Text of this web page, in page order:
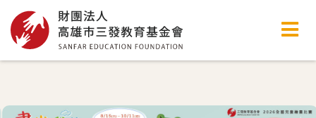
高雄市三發教育基金會